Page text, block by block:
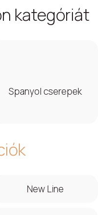
kategóriát
Spanyol cserepek
New Line